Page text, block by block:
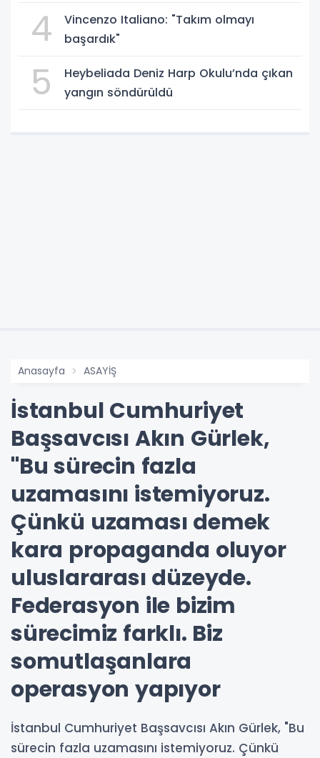
4
Vincenzo Italiano: "Takım olmayı
başardık"
5
Heybeliada Deniz Harp Okulu’nda çıkan
yangın söndürüldü
Anasayfa ASAYİŞ
İstanbul Cumhuriyet
Başsavcısı Akın Gürlek,
"Bu sürecin fazla
uzamasını istemiyoruz.
Çünkü uzaması demek
kara propaganda oluyor
uluslararası düzeyde.
Federasyon ile bizim
sürecimiz farklı. Biz
somutlaşanlara
operasyon yapıyor
İstanbul Cumhuriyet Başsavcısı Akın Gürlek, "Bu
sürecin fazla uzamasını istemiyoruz. Çünkü